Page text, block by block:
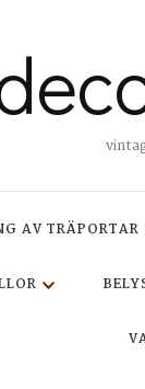
AV